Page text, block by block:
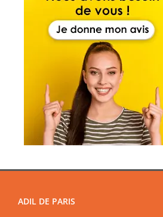
ADIL DE PARIS